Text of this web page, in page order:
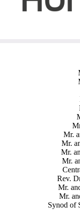
Mr.
Mr.
Mr.
Mr.
Rev.
Mr.
Mr.
Synod of